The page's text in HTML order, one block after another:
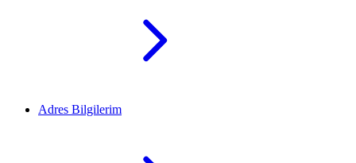
Adres Bilgilerim